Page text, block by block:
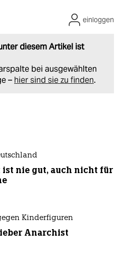
diesem Artikel ist
bei ausgewählten
– hier sind sie zu finden.
einloggen
nie gut, auch nicht für
Kinderfiguren
Anarchist